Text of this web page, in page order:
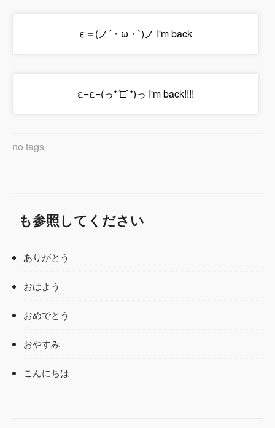
ε＝(ノ´・ω・`)ノ I'm back
ε=ε=(っ*´□`*)っ I'm back!!!!
no tags
も参照してください
ありがとう
おはよう
おめでとう
おやすみ
こんにちは